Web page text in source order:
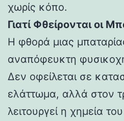
χωρίς κόπο.
Γιατί Φθείρονται οι
Η φθορά μιας
αναπόφευκτη
Δεν οφείλεται σε
ελάττωμα, αλλά στον
λειτουργεί η χημεία